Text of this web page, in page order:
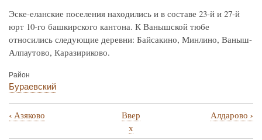
Эске-еланские поселения находились и в составе 23-й и 27-й
юрт 10-го башкирского кантона. К Ванышской тюбе
относились следующие деревни: Байсакино, Минлино, Ваныш-
Алпаутово, Каразириково.
Район
Бураевский
Перекрёстные
‹ Азяково
Ввер
х
Алдарово ›